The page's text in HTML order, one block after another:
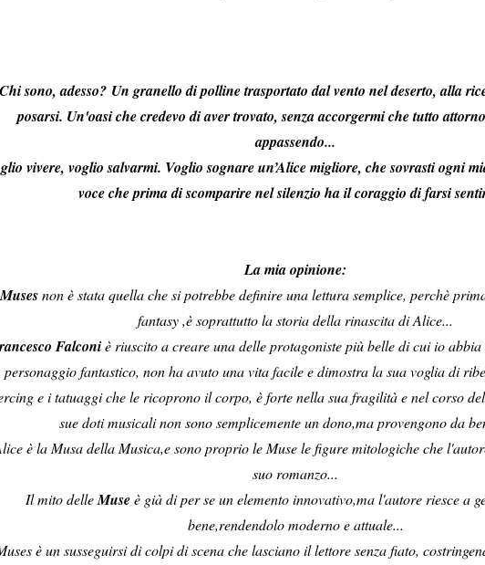
sono, adesso? Un granello di polline trasportato dal vento nel deserto, alla
posarsi. Un'oasi che credevo di aver trovato, senza accorgermi che tutto
appassendo...
vivere, voglio salvarmi. Voglio sognare un’Alice migliore, che sovrasti ogni
voce che prima di scomparire nel silenzio ha il coraggio di farsi
La mia opinione:
Musesnon è stata quella che si potrebbe definire una lettura semplice, perchè
fantasy ,è soprattutto la storia della rinascita di Alice...
Falconiè riuscito a creare una delle protagoniste più belle di cui io
personaggio fantastico, non ha avuto una vita facile e dimostra la sua voglia di
e i tatuaggi che le ricoprono il corpo, è forte nella sua fragilità e nel corso
sue doti musicali non sono semplicemente un dono,ma provengono da
è la Musa della Musica,e sono proprio le Muse le figure mitologiche che
suo romanzo...
Il mito delleMuseè già di per se un elemento innovativo,ma l'autore riesce a
bene,rendendolo moderno e attuale...
è un susseguirsi di colpi di scena che lasciano il lettore senza fiato,